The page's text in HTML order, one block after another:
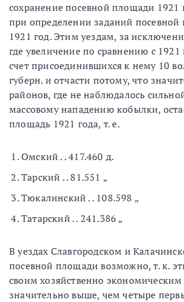
сохранение посевной площади 1921
при определении заданий
1921 год. Этим уездам, за
где увеличение по сравнению с
счет присоединившихся к нему 10
губерн. и отчасти потому, что
районов, где не наблюдалось
массовому нападению кобылки,
площадь 1921 года, т. е.
Омский . . 417.460 д.
Тарский . . 81.551 „
Тюкалинский . . 108.598 „
Татарский . . 241.386 „
В уездах Славгородском и
посевной площади возможно, т. к.
своим хозяйственно экономическим
значительно выше, чем четыре